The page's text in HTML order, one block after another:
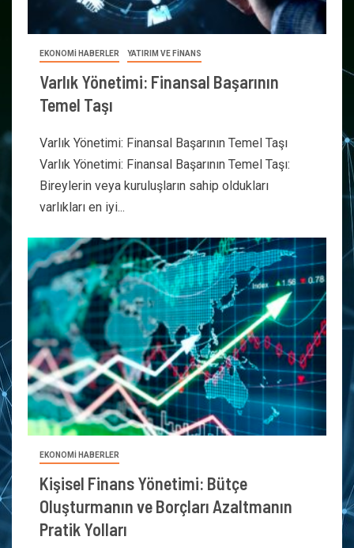
EKONOMİ HABERLER YATIRIM VE FİNANS
Varlık Yönetimi: Finansal Başarının
Temel Taşı
Varlık Yönetimi: Finansal Başarının Temel Taşı
Varlık Yönetimi: Finansal Başarının Temel Taşı:
Bireylerin veya kuruluşların sahip oldukları
varlıkları en iyi...
EKONOMİ HABERLER
Kişisel Finans Yönetimi: Bütçe
Oluşturmanın ve Borçları Azaltmanın
Pratik Yolları